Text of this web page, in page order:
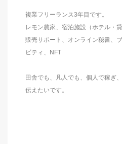
複業フリーランス3年目です。
レモン農家、宿泊施設（ホテル・
販売サポート、オンライン秘書、
ビティ、NFT
田舎でも、凡人でも、個人で稼ぎ
伝えたいです。